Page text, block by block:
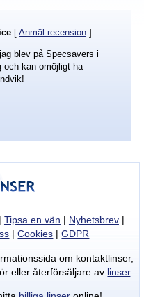
[ Anmäl recension ]
blev på Specsavers i
och kan omöjligt ha
Tipsa en vän | Nyhetsbrev|
|Cookies |GDPR
om kontaktlinser,
eller återförsäljare av linser.